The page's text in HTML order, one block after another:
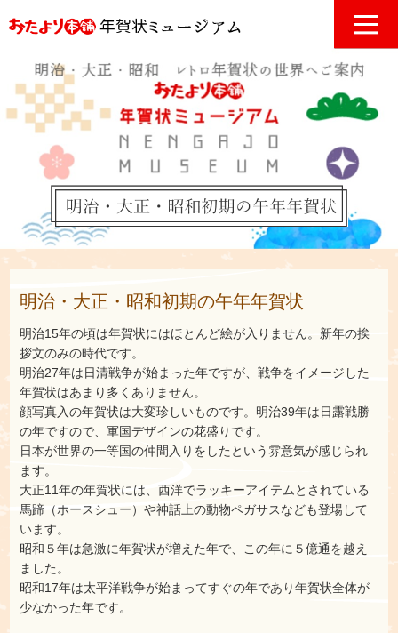
明治・大正・昭和初期の午年年賀状
明治15年の頃は年賀状にはほとんど絵が入りません。新年の挨
拶文のみの時代です。
明治27年は日清戦争が始まった年ですが、戦争をイメージした
年賀状はあまり多くありません。
顔写真入の年賀状は大変珍しいものです。明治39年は日露戦勝
の年ですので、軍国デザインの花盛りです。
日本が世界の一等国の仲間入りをしたという雰意気が感じられ
ます。
大正11年の年賀状には、西洋でラッキーアイテムとされている
馬蹄（ホースシュー）や神話上の動物ペガサスなども登場して
います。
昭和５年は急激に年賀状が増えた年で、この年に５億通を越え
ました。
昭和17年は太平洋戦争が始まってすぐの年であり年賀状全体が
少なかった年です。